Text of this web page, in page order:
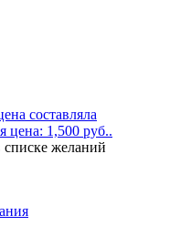
составляла
цена: 1,500 руб..
желаний